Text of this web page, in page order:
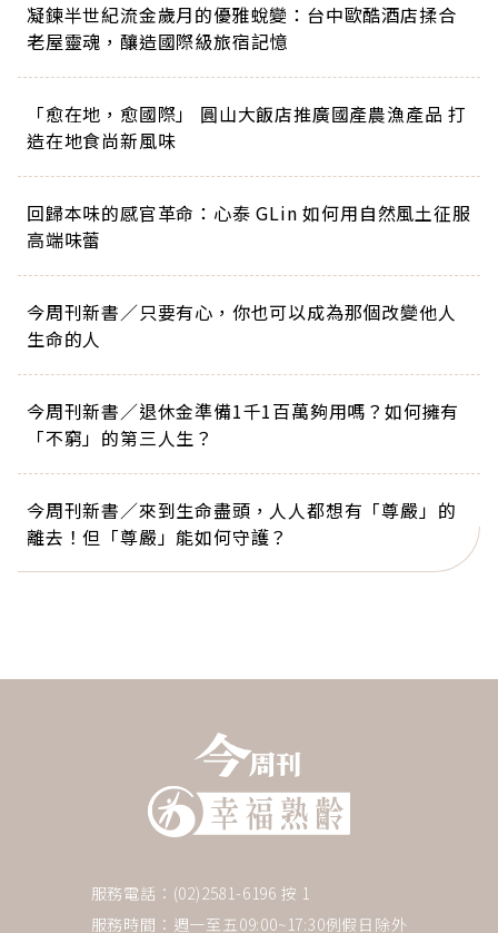
凝鍊半世紀流金歲月的優雅蛻變：台中歐酷酒店揉合
老屋靈魂，釀造國際級旅宿記憶
「愈在地，愈國際」 圓山大飯店推廣國產農漁產品 打
造在地食尚新風味
回歸本味的感官革命：心泰 GLin 如何用自然風土征服
高端味蕾
今周刊新書／只要有心，你也可以成為那個改變他人
生命的人
今周刊新書／退休金準備1千1百萬夠用嗎？如何擁有
「不窮」的第三人生？
今周刊新書／來到生命盡頭，人人都想有「尊嚴」的
離去！但「尊嚴」能如何守護？
服務電話：(02)2581-6196 按 1
服務時間：週一至五09:00~17:30例假日除外